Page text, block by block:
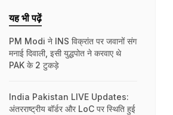
यह भी पढ़ें
PM Modi ने INS विक्रांत पर जवानों संग
मनाई दिवाली, इसी युद्धपोत ने करवाए थे
PAK के 2 टुकड़े
India Pakistan LIVE Updates:
अंतरराष्ट्रीय बॉर्डर और LoC पर स्थिति हुई